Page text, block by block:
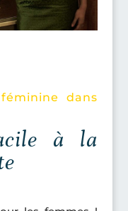
dans
à la